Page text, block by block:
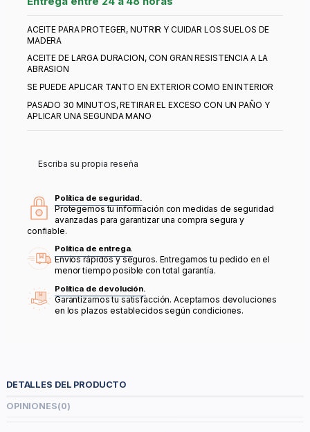
ACEITE PARA PROTEGER, NUTRIR Y CUIDAR LOS SUELOS DE
MADERA
ACEITE DE LARGA DURACION, CON GRAN RESISTENCIA A LA
ABRASION
SE PUEDE APLICAR TANTO EN EXTERIOR COMO EN INTERIOR
PASADO 30 MINUTOS, RETIRAR EL EXCESO CON UN PAÑO Y
APLICAR UNA SEGUNDA MANO
Escriba su propia reseña
Política de seguridad.
Protegemos tu información con medidas de seguridad
avanzadas para garantizar una compra segura y
confiable.
Política de entrega.
Envíos rápidos y seguros. Entregamos tu pedido en el
menor tiempo posible con total garantía.
Política de devolución.
Garantizamos tu satisfacción. Aceptamos devoluciones
en los plazos establecidos según condiciones.
DETALLES DEL PRODUCTO
OPINIONES(0)